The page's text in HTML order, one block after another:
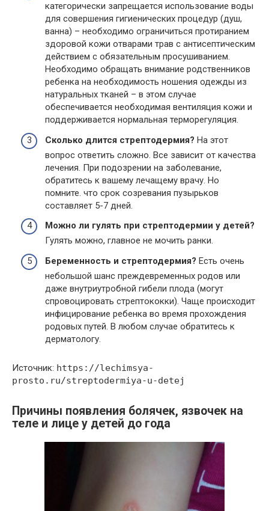
категорически запрещается использование воды
для совершения гигиенических процедур (душ,
ванна) – необходимо ограничиться протиранием
здоровой кожи отварами трав с антисептическим
действием с обязательным просушиванием.
Необходимо обращать внимание родственников
ребенка на необходимость ношения одежды из
натуральных тканей – в этом случае
обеспечивается необходимая вентиляция кожи и
поддерживается нормальная терморегуляция.
Сколько длится стрептодермия? На этот
вопрос ответить сложно. Все зависит от качества
лечения. При подозрении на заболевание,
обратитесь к вашему лечащему врачу. Но
помните. что срок созревания пузырьков
составляет 5-7 дней.
Можно ли гулять при стрептодермии у детей?
Гулять можно, главное не мочить ранки.
Беременность и стрептодермия? Есть очень
небольшой шанс преждевременных родов или
даже внутриутробной гибели плода (могут
спровоцировать стрептококки). Чаще происходит
инфицирование ребенка во время прохождения
родовых путей. В любом случае обратитесь к
дерматологу.
Источник: https://lechimsya-
prosto.ru/streptodermiya-u-detej
Причины появления болячек, язвочек на
теле и лице у детей до года